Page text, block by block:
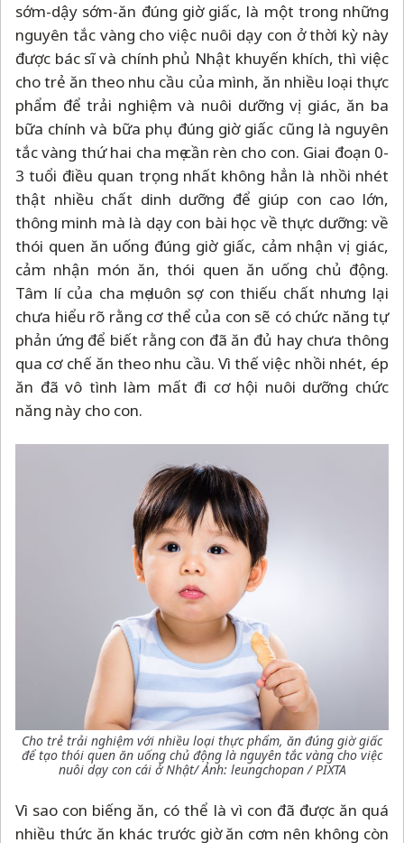
sớm-dậy sớm-ăn đúng giờ giấc, là một trong những
nguyên tắc vàng cho việc nuôi dạy con ở thời kỳ này
được bác sĩ và chính phủ Nhật khuyến khích, thì việc
cho trẻ ăn theo nhu cầu của mình, ăn nhiều loại thực
phẩm để trải nghiệm và nuôi dưỡng vị giác, ăn ba
bữa chính và bữa phụ đúng giờ giấc cũng là nguyên
tắc vàng thứ hai cha mẹ cần rèn cho con. Giai đoạn 0-
3 tuổi điều quan trọng nhất không hẳn là nhồi nhét
thật nhiều chất dinh dưỡng để giúp con cao lớn,
thông minh mà là dạy con bài học về thực dưỡng: về
thói quen ăn uống đúng giờ giấc, cảm nhận vị giác,
cảm nhận món ăn, thói quen ăn uống chủ động.
Tâm lí của cha mẹ luôn sợ con thiếu chất nhưng lại
chưa hiểu rõ rằng cơ thể của con sẽ có chức năng tự
phản ứng để biết rằng con đã ăn đủ hay chưa thông
qua cơ chế ăn theo nhu cầu. Vì thế việc nhồi nhét, ép
ăn đã vô tình làm mất đi cơ hội nuôi dưỡng chức
năng này cho con.
Cho trẻ trải nghiệm với nhiều loại thực phẩm, ăn đúng giờ giấc
để tạo thói quen ăn uống chủ động là nguyên tắc vàng cho việc
nuôi dạy con cái ở Nhật/ Ảnh: leungchopan/ PIXTA
Vì sao con biếng ăn, có thể là vì con đã được ăn quá
nhiều thức ăn khác trước giờ ăn cơm nên không còn